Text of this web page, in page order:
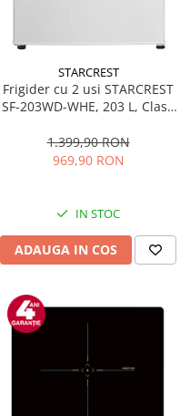
STARCREST
Frigider cu 2 usi STARCREST
SF-203WD-WHE, 203 L, Clasa
Termostat Ajustabil, Usi
reversibile, H 145 cm, Alb
1.399,90 RON
969,90 RON
IN STOC
ADAUGA IN COS